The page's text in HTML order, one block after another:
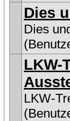
Dies
Dies
LKW-
LKW-